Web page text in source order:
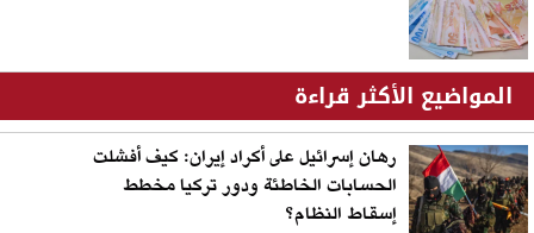
المواضيع الأكثر قراءة
رهان إسرائيل على أكراد إيران: كيف أفشلت
الحسابات الخاطئة ودور تركيا مخطط
إسقاط النظام؟